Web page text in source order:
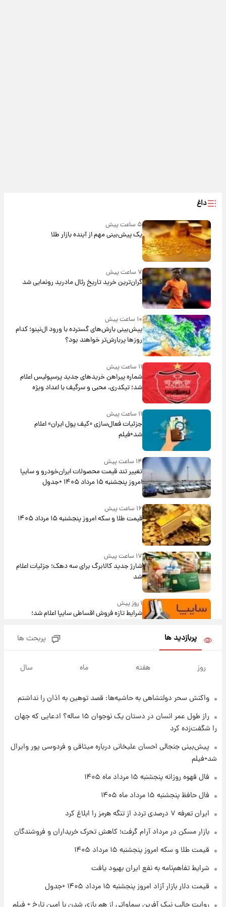
داغ
۵ ساعت پیش
یک پیش‌بینی مهم از آینده بازار طلا
۷ ساعت پیش
گران‌ترین خرید تاریخ رئال مادرید رونمایی شد
۱۰ ساعت پیش
پیش‌بینی بارش‌های گسترده با ورود ال‌نینو؛ کدام
روزها پربارش‌تر خواهند بود؟
۱۱ ساعت پیش
شماره پیراهن خریدهای جدید پرسپولیس اعلام
شد؛ تیکدری، محبی و سرگیف با اعداد ویژه
۱۱ ساعت پیش
جزئیات فعال‌سازی «کیف پول ایران» اعلام
شد+فیلم
۱۴ ساعت پیش
تغییر تند قیمت محصولات ایران‌خودرو و سایپا
امروز پنجشنبه ۱۵ مرداد ۱۴۰۵ +جدول
۱۶ ساعت پیش
قیمت طلا و سکه امروز پنجشنبه ۱۵ مرداد ۱۴۰۵
۱۷ ساعت پیش
شارژ جدید کالابرگ برای سه دهک؛ جزئیات اعلام
شد
۱ روز پیش
شرایط تازه فروش اقساطی سایپا اعلام شد؛
قیمت سکه و طلا فردا
۲۲ ساعت پیش
۲۳ ساعت پیش
۱ روز پیش
۱ روز پیش
پربازدید ها پربحث ها
روز هفته ماه سال
واکنش سحر دولتشاهی به حاشیه‌ها: قصد توهین به اذان را نداشتم
راز طول عمر انسان در دستان یک نوجوان ۱۵ ساله؟ ادعایی که جهان
را شگفت‌زده کرد
پیش‌بینی جنجالی احسان علیخانی درباره میثاقی و فردوسی پور وایرال
شد+فیلم
فال قهوه روزانه پنجشنبه ۱۵ مرداد ماه ۱۴۰۵
فال حافظ پنجشنبه ۱۵ مرداد ماه ۱۴۰۵
ایران تعرفه ۷ درصدی تردد از تنگه هرمز را ابلاغ کرد
بازار مسکن در مرداد آرام گرفت؛ کاهش تحرک خریداران و فروشندگان
قیمت طلا و سکه امروز پنجشنبه ۱۵ مرداد ۱۴۰۵
شرایط تفاهم‌نامه به نفع ایران بهبود یافت
قیمت دلار بازار آزاد امروز پنجشنبه ۱۵ مرداد ۱۴۰۵ +جدول